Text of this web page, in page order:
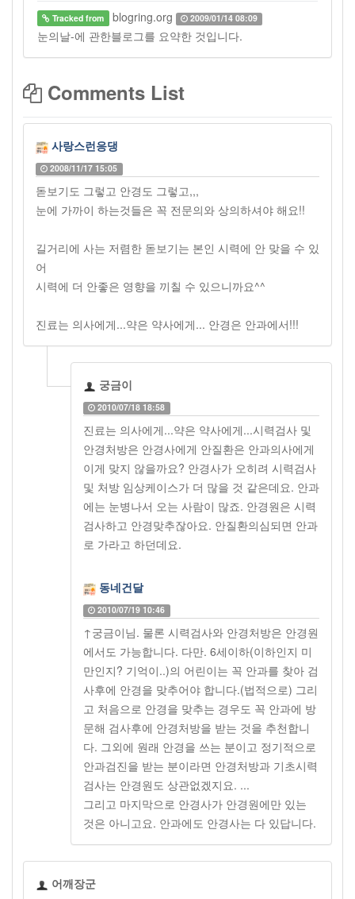
Tracked from blogring.org 2009/01/14 08:09
눈의날-에 관한블로그를 요약한 것입니다.
Comments List
사랑스런응댕
2008/11/17 15:05
돋보기도 그렇고 안경도 그렇고,,,
눈에 가까이 하는것들은 꼭 전문의와 상의하셔야 해요!!
길거리에 사는 저렴한 돋보기는 본인 시력에 안 맞을 수 있
어
시력에 더 안좋은 영향을 끼칠 수 있으니까요^^
진료는 의사에게...약은 약사에게... 안경은 안과에서!!!
궁금이
2010/07/18 18:58
진료는 의사에게...약은 약사에게...시력검사 및
안경처방은 안경사에게 안질환은 안과의사에게
이게 맞지 않을까요? 안경사가 오히려 시력검사
및 처방 임상케이스가 더 많을 것 같은데요. 안과
에는 눈병나서 오는 사람이 많죠. 안경원은 시력
검사하고 안경맞추잖아요. 안질환의심되면 안과
로 가라고 하던데요.
동네건달
2010/07/19 10:46
↑궁금이님. 물론 시력검사와 안경처방은 안경원
에서도 가능합니다. 다만. 6세이하(이하인지 미
만인지? 기억이..)의 어린이는 꼭 안과를 찾아 검
사후에 안경을 맞추어야 합니다.(법적으로) 그리
고 처음으로 안경을 맞추는 경우도 꼭 안과에 방
문해 검사후에 안경처방을 받는 것을 추천합니
다. 그외에 원래 안경을 쓰는 분이고 정기적으로
안과검진을 받는 분이라면 안경처방과 기초시력
검사는 안경원도 상관없겠지요. ...
그리고 마지막으로 안경사가 안경원에만 있는
것은 아니고요. 안과에도 안경사는 다 있답니다.
어깨장군